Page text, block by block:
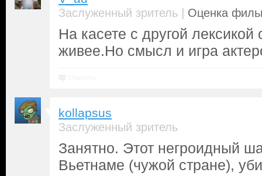
Заслуженный зритель | Оценка
На касете с другой лексикой
живее.Но смысл и игра
kollapsus
Заслуженный зритель
Занятно. Этот негроидный
Вьетнаме (чужой стране),